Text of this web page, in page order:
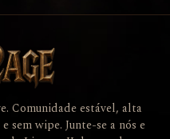
Comunidade estável, alta
sem wipe. Junte-se a nós e